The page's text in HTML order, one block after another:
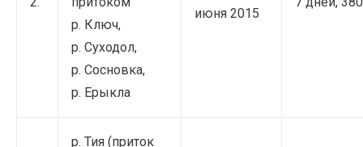
р. Ключ,
р. Суходол,
р. Сосновка,
р. Ерыкла
июня 2015
р. Тия (приток